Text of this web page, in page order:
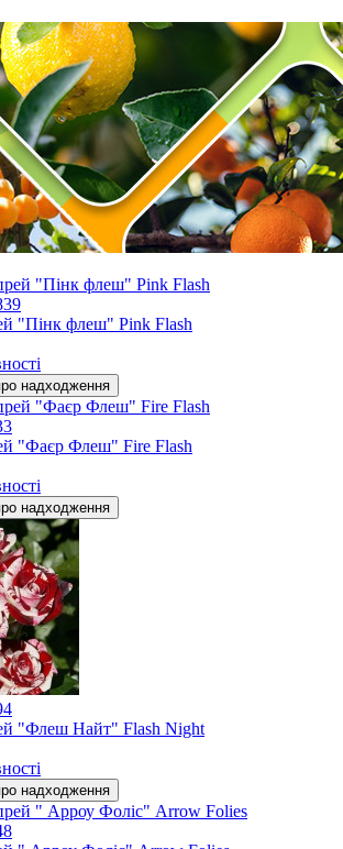
"Пінк флеш" Pink Flash
надходження
"Фаєр Флеш" Fire Flash
надходження
"Флеш Найт" Flash Night
надходження